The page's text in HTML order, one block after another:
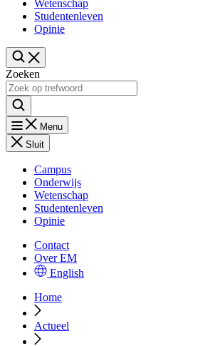
Wetenschap
Studentenleven
Opinie
Zoeken
Menu
Sluit
Campus
Onderwijs
Wetenschap
Studentenleven
Opinie
Contact
Over EM
English
Home
Actueel